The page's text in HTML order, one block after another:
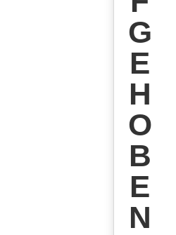
G
E
H
O
B
E
N